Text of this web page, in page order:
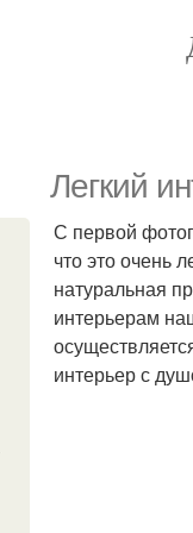
Легкий
С первой
что это очень
натуральная
интерьерам
интерьер с